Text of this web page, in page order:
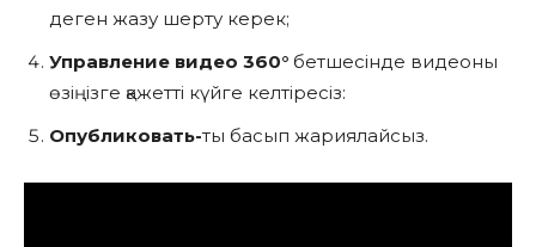
деген жазу шерту керек;
Управление видео 360° бетшесінде видеоны
өзіңізге қажетті күйге келтіресіз:
Опубликовать-ты басып жариялайсыз.